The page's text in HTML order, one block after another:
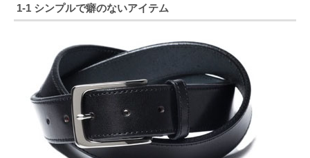
1-1 シンプルで癖のないアイテム